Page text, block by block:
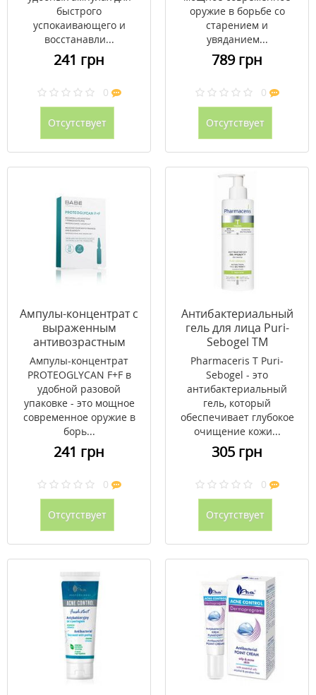
быстрого
успокаивающего и
восстанавли...
241 грн
0
Отсутствует
оружие в борьбе со
старением и
увяданием...
789 грн
0
Отсутствует
Ампулы-концентрат с
выраженным
антивозрастным
эффектом
PROTEOGLYCAN F+F
ВАВЕ 2 x 2 мл
Ампулы-концентрат
PROTEOGLYCAN F+F в
удобной разовой
упаковке - это мощное
современное оружие в
борь...
241 грн
0
Отсутствует
Антибактериальный
гель для лица Puri-
Sebogel ТМ
Фармацерис /
Pharmaceris 190 мл
Pharmaceris T Puri-
Sebogel - это
антибактериальный
гель, который
обеспечивает глубокое
очищение кожи...
305 грн
0
Отсутствует